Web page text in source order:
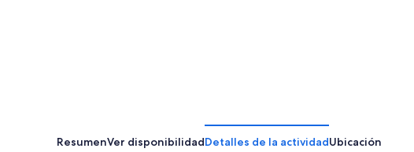
ResumenVer disponibilidadDetalles de la actividadUbicación